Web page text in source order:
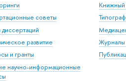
советы
диссертаций
развитие
и гранты
научно-информационные
Книжный